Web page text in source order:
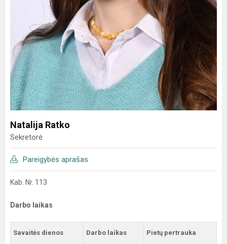
Natalija Ratko
Sekretorė
Pareigybės aprašas
Kab. Nr. 113
Darbo laikas
Savaitės dienos Darbo laikas Pietų pertrauka